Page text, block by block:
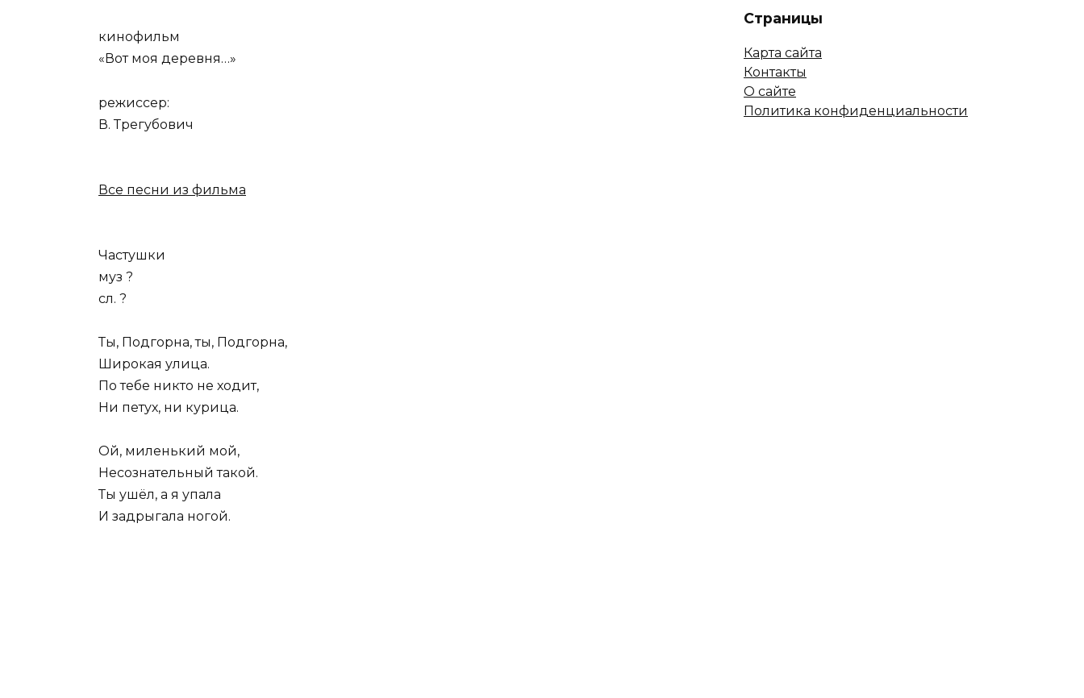
кинофильм
«Вот моя деревня…»
режиссер:
В. Трегубович
Все песни из фильма
Частушки
муз ?
сл. ?
Ты, Подгорна, ты, Подгорна,
Широкая улица.
По тебе никто не ходит,
Ни петух, ни курица.
Ой, миленький мой,
Несознательный такой.
Ты ушёл, а я упала
И задрыгала ногой.
Страницы
Карта сайта
Контакты
О сайте
Политика конфиденциальности